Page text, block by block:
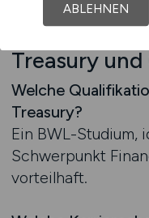
Häufige
Treasury
Welche
Treasury?
Ein BWL-Studium,
Schwerpunkt
vorteilhaft.
ABLEHNEN